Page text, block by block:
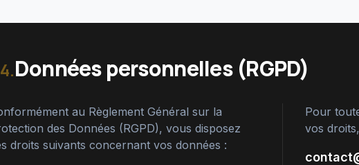
Données personnelles (RGPD)
au Règlement Général sur la
des Données (RGPD), vous disposez
droits suivants concernant vos données :
Pour
vos